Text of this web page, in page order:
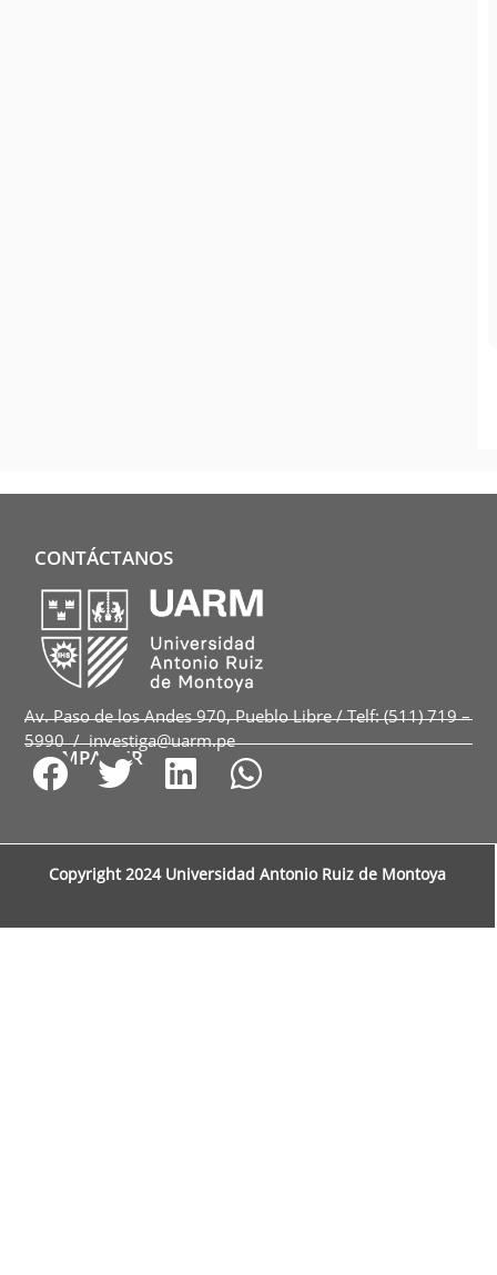
CONTÁCTANOS
Av. Paso de los Andes 970, Pueblo Libre / Telf: (511) 719 –
5990 / investiga@uarm.pe
COMPARTIR
Copyright 2024 Universidad Antonio Ruiz de Montoya